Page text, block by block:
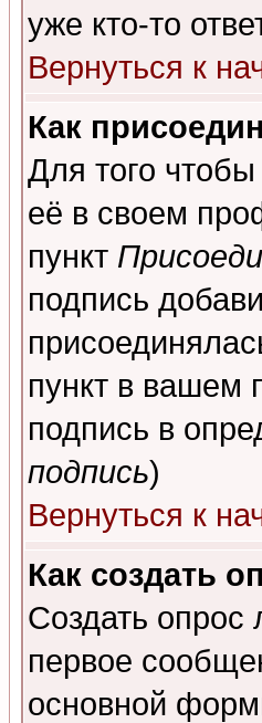
уже кто-то
Вернуться к
Как
Для того
её в своем
пункт
подпись
пункт в вашем
подпись в
подпись)
Вернуться к
Как создать
Создать опрос
первое
основной